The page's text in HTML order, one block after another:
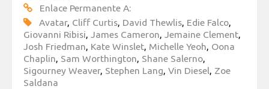
Enlace Permanente A:
Avatar, Cliff Curtis, David Thewlis, Edie Falco,
Giovanni Ribisi, James Cameron, Jemaine Clement,
Josh Friedman, Kate Winslet, Michelle Yeoh, Oona
Chaplin, Sam Worthington, Shane Salerno,
Sigourney Weaver, Stephen Lang, Vin Diesel, Zoe
Saldana